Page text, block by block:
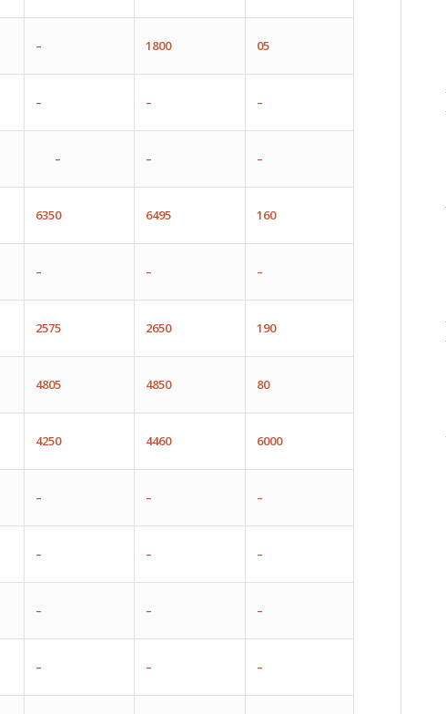
– 1800 05
– – –
– – –
6350 6495 160
– – –
2575 2650 190
4805 4850 80
4250 4460 6000
– – –
– – –
– – –
– – –